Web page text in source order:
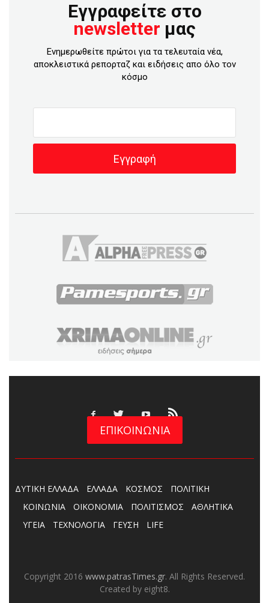
Εγγραφείτε στο
newsletter μας
Ενημερωθείτε πρώτοι για τα τελευταία νέα,
αποκλειστικά ρεπορταζ και ειδήσεις απο όλο τον
κόσμο
ΕΠΙΚΟΙΝΩΝΙΑ
ΔΥΤΙΚΗ ΕΛΛΑΔΑ ΕΛΛΑΔΑ ΚΟΣΜΟΣ
ΠΟΛΙΤΙΚΗ
ΚΟΙΝΩΝΙΑ
ΟΙΚΟΝΟΜΙΑ ΠΟΛΙΤΙΣΜΟΣ
ΑΘΛΗΤΙΚΑ
ΥΓΕΙΑ
ΤΕΧΝΟΛΟΓΙΑ ΓΕΥΣΗ LIFE
Copyright 2016 www.patrasTimes.gr. All Rights Reserved.
Created by eight8.